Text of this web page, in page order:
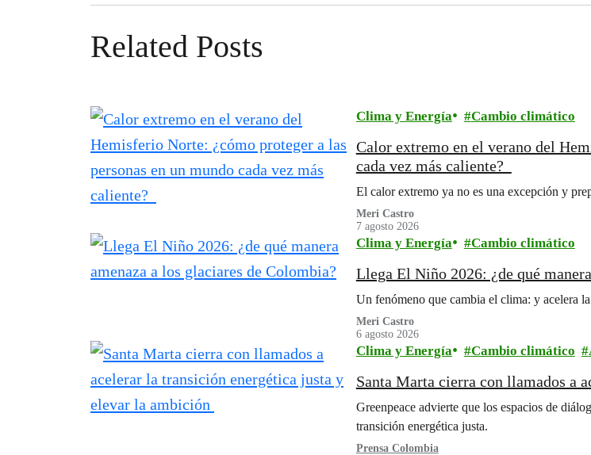
Related Posts
Clima y Energía Cambio climático
Calor extremo en el verano del
cada vez más caliente?
El calor extremo ya no es una excepción y
Meri Castro
7 agosto 2026
Clima y Energía Cambio climático
Llega El Niño 2026: ¿de qué
Un fenómeno que cambia el clima: y acelera
Meri Castro
6 agosto 2026
Clima y Energía Cambio climático
Santa Marta cierra con llamados a
Greenpeace advierte que los espacios de
transición energética justa.
Prensa Colombia